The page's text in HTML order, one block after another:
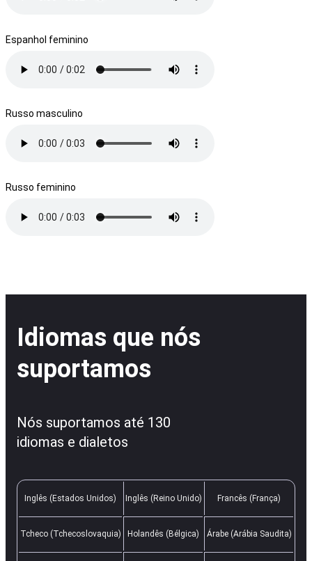
Espanhol feminino
Russo masculino
Russo feminino
Idiomas que nós
suportamos
Nós suportamos até 130
idiomas e dialetos
Inglês (Estados Unidos) Inglês (Reino Unido) Francês (França)
Tcheco (Tchecoslovaquia) Holandês (Bélgica) Árabe (Arábia Saudita)